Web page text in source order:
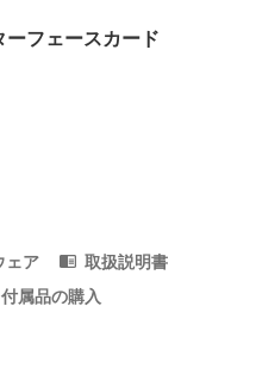
フェースカード
ェア
取扱説明書
付属品の購入